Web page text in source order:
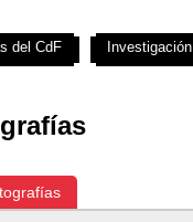
del CdF Investigación